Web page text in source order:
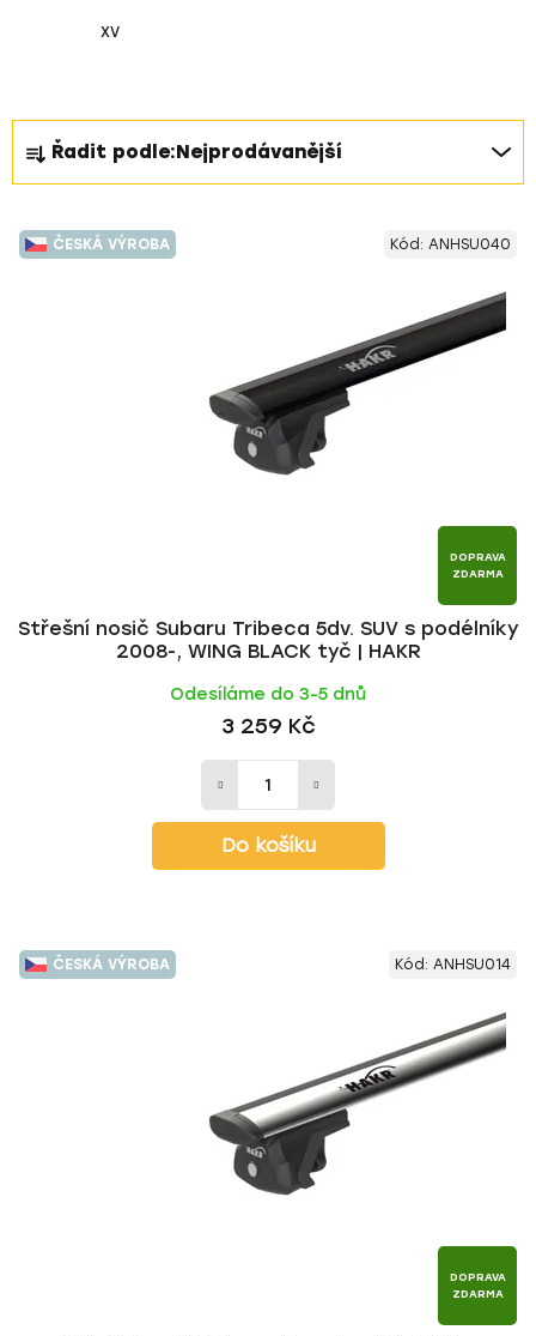
XV
Ř
a
z
e
n
Řadit podle:Nejprodávanější
V
ý
ČESKÁ VÝROBA
DOPRAVA
ZDARMA
Střešní nosič Subaru Tribeca 5dv. SUV s podélníky
2008-, WING BLACK tyč | HAKR
Odesíláme do 3-5 dnů
3 259 Kč
Do košíku
Kód: ANHSU040
ČESKÁ VÝROBA
DOPRAVA
ZDARMA
Kód: ANHSU014